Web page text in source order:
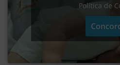
Política de